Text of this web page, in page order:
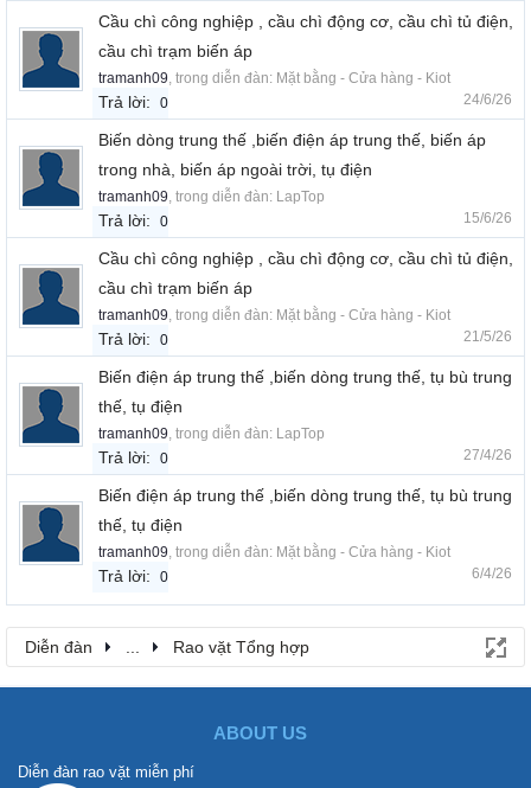
Cầu chì công nghiệp , cầu chì động cơ, cầu chì tủ điện,
cầu chì trạm biến áp
tramanh09, trong diễn đàn: Mặt bằng - Cửa hàng - Kiot
Trả lời: 0 24/6/26
Biến dòng trung thế ,biến điện áp trung thế, biến áp
trong nhà, biến áp ngoài trời, tụ điện
tramanh09, trong diễn đàn: LapTop
Trả lời: 0 15/6/26
Cầu chì công nghiệp , cầu chì động cơ, cầu chì tủ điện,
cầu chì trạm biến áp
tramanh09, trong diễn đàn: Mặt bằng - Cửa hàng - Kiot
Trả lời: 0 21/5/26
Biến điện áp trung thế ,biến dòng trung thế, tụ bù trung
thế, tụ điện
tramanh09, trong diễn đàn: LapTop
Trả lời: 0 27/4/26
Biến điện áp trung thế ,biến dòng trung thế, tụ bù trung
thế, tụ điện
tramanh09, trong diễn đàn: Mặt bằng - Cửa hàng - Kiot
Trả lời: 0 6/4/26
Diễn đàn ... Rao vặt Tổng hợp
ABOUT US
Diễn đàn rao vặt miễn phí